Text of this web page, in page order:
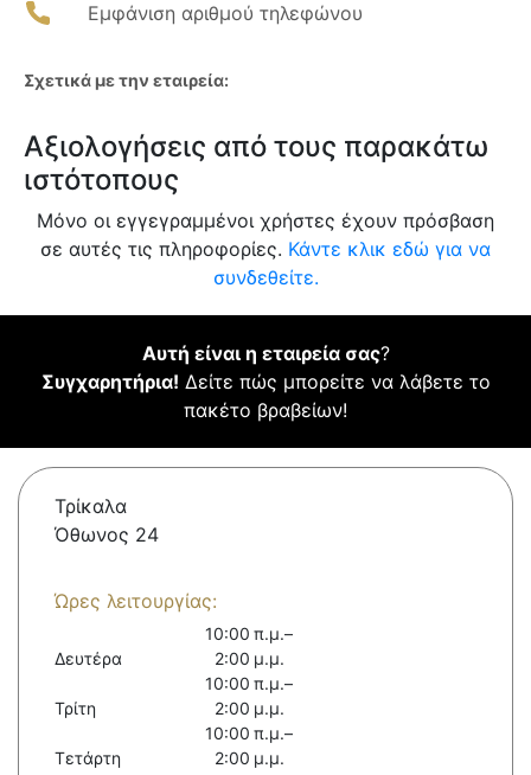
Εμφάνιση αριθμού τηλεφώνου
Σχετικά με την εταιρεία:
Αξιολογήσεις από τους παρακάτω
ιστότοπους
Μόνο οι εγγεγραμμένοι χρήστες έχουν πρόσβαση
σε αυτές τις πληροφορίες. Κάντε κλικ εδώ για να
συνδεθείτε.
Αυτή είναι η εταιρεία σας?
Συγχαρητήρια! Δείτε πώς μπορείτε να λάβετε το
πακέτο βραβείων!
Τρίκαλα
Όθωνος 24
Ώρες λειτουργίας:
Δευτέρα
10:00 π.μ.–
2:00 μ.μ.
Τρίτη
10:00 π.μ.–
2:00 μ.μ.
Τετάρτη
10:00 π.μ.–
2:00 μ.μ.